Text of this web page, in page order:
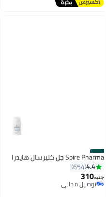
#10
Spire Pharma جل كليرسال هايدرا
4.4
654
جنيه310
توصيل مجاني
تم بيع +770 مؤخرًا
توصيل مجاني